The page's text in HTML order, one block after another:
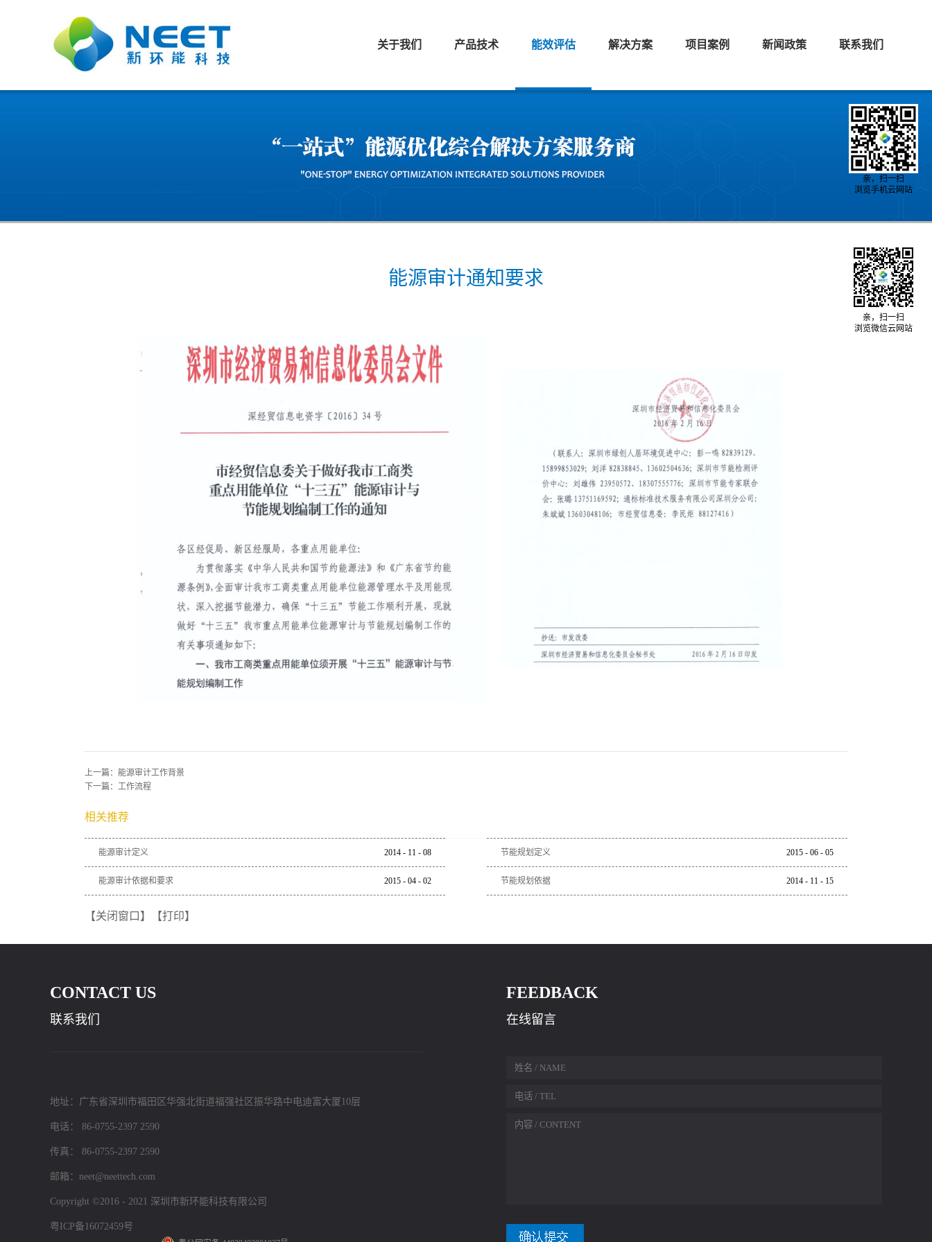
关于我们 产品技术 能效评估 解决方案 项目案例 新闻政策 联系我们
能源审计通知要求
上一篇： 能源审计工作背景
下一篇： 工作流程
相关推荐
能源审计定义 2014 - 11 - 08 节能规划定义 2015 - 06 - 05
能源审计依据和要求 2015 - 04 - 02 节能规划依据 2014 - 11 - 15
【关闭窗口】 【打印】
CONTACT US
联系我们
地址：广东省深圳市福田区华强北街道福强社区振华路中电迪富大厦10层
电话： 86-0755-2397 2590
传真： 86-0755-2397 2590
邮箱：neet@neettech.com
Copyright ©2016 - 2021 深圳市新环能科技有限公司
粤ICP备16072459号
FEEDBACK
在线留言
亲，扫一扫
浏览手机云网站
亲，扫一扫
浏览微信云网站